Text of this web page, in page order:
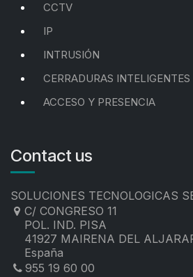
CCTV
IP
INTRUSIÓN
CERRADURAS INTELIGENTES
ACCESO Y PRESENCIA
Contact us
SOLUCIONES TECNOLOGICAS
C/ CONGRESO 11
POL. IND. PISA
41927 MAIRENA DEL
España
955 19 60 00